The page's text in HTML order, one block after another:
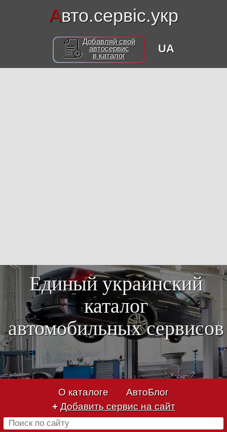
Авто.сервіс.укр
Добавляй свой
автосервис
в каталог
UA
Единый украинский
каталог
автомобильных сервисов
О каталоге
АвтоБлог
+ Добавить сервис на сайт